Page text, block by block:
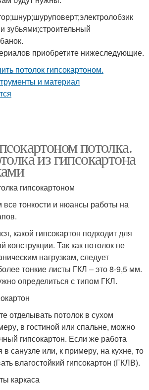
зубьями;строительный
приобретите нижеследующие.
потолка.
из гипсокартона
гипсокартоном
тонкости и нюансы работы на
какой гипсокартон подходит для
конструкции. Так как потолок не
нагрузкам, следует
тонкие листы ГКЛ – это 8-9,5 мм.
определиться с типом ГКЛ.
отделывать потолок в сухом
в гостиной или спальне, можно
гипсокартон. Если же работа
в санузле или, к примеру, на кухне, то
влагостойкий гипсокартон (ГКЛВ).
каркаса